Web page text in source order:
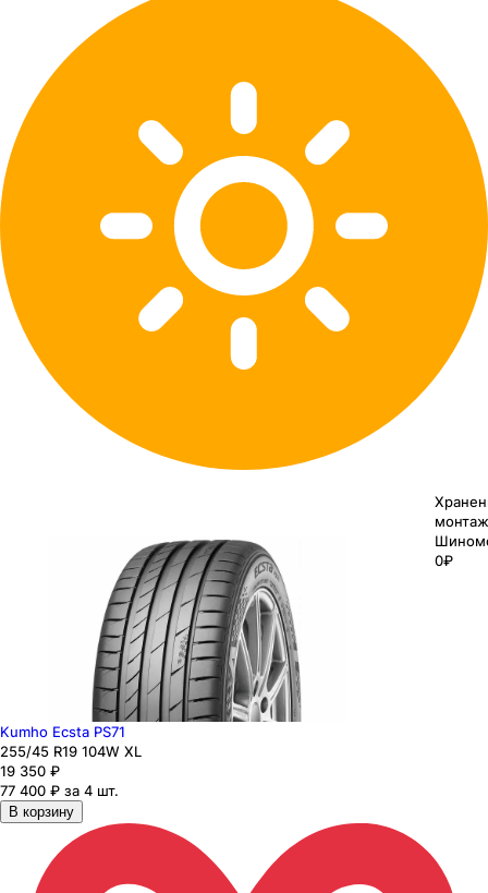
0₽
Kumho Ecsta PS71
255/45 R19 104W XL
19 350 ₽
77 400 ₽ за 4 шт.
В корзину